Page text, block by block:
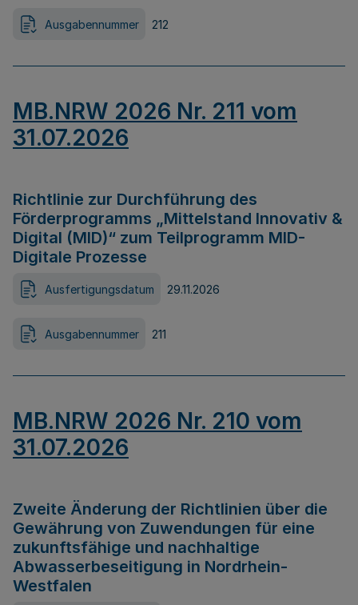
Ausgabennummer 212
MB.NRW 2026 Nr. 211 vom
31.07.2026
Richtlinie zur Durchführung des
Förderprogramms „Mittelstand Innovativ &
Digital (MID)“ zum Teilprogramm MID-
Digitale Prozesse
Ausfertigungsdatum 29.11.2026
Ausgabennummer 211
MB.NRW 2026 Nr. 210 vom
31.07.2026
Zweite Änderung der Richtlinien über die
Gewährung von Zuwendungen für eine
zukunftsfähige und nachhaltige
Abwasserbeseitigung in Nordrhein-
Westfalen